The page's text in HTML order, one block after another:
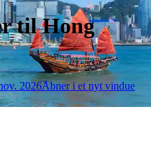
til Hong
2026Åbner i et nyt vindue